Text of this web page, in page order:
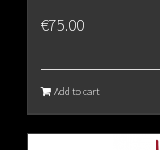
€75.00
Add to cart